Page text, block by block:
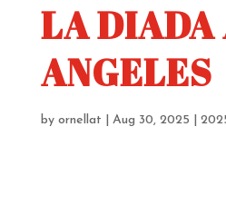
LA DIADA
ANGELES
by ornellat Aug 30, 2025